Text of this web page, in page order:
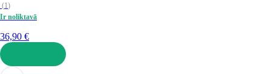
(1)
Ir noliktavā
36,90 €
LIKT GROZĀ